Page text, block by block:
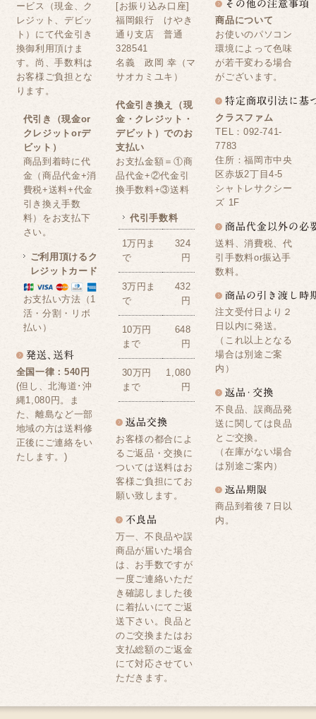
ービス（現金、ク
レジット、デビッ
ト）にて代金引き
換御利用頂けま
す。尚、手数料は
お客様ご負担とな
ります。
代引き（現金or
クレジットorデ
ビット）
商品到着時に代
金（商品代金+消
費税+送料+代金
引き換え手数
料）をお支払下
さい。
ご利用頂けるク
レジットカード
お支払い方法（1
活・分割・リボ
払い）
全国一律：540円
(但し、北海道･沖
縄1,080円。ま
た、離島など一部
地域の方は送料修
正後にご連絡をい
たします。)
[お振り込み口座]
福岡銀行 けやき
通り支店 普通
328541
名義 政岡 幸（マ
サオカミユキ）
代金引き換え（現
金・クレジット・
デビット）でのお
支払い
お支払金額＝①商
品代金+②代金引
換手数料+③送料
代引手数料
1万円ま
で
324
円
3万円ま
で
432
円
10万円
まで
648
円
30万円
まで
1,080
円
お客様の都合によ
るご返品・交換に
ついては送料はお
客様ご負担にてお
願い致します。
万一、不良品や誤
商品が届いた場合
は、お手数ですが
一度ご連絡いただ
き確認しました後
に着払いにてご返
送下さい。良品と
のご交換またはお
支払総額のご返金
にて対応させてい
ただきます。
商品について
お使いのパソコン
環境によって色味
が若干変わる場合
がございます。
クラスファム
TEL：092-741-
7783
住所：福岡市中央
区赤坂2丁目4-5
シャトレサクシー
ズ 1F
送料、消費税、代
引手数料or振込手
数料。
注文受付日より２
日以内に発送。
（これ以上となる
場合は別途ご案
内）
不良品、誤商品発
送に関しては良品
とご交換。
（在庫がない場合
は別途ご案内）
商品到着後７日以
内。